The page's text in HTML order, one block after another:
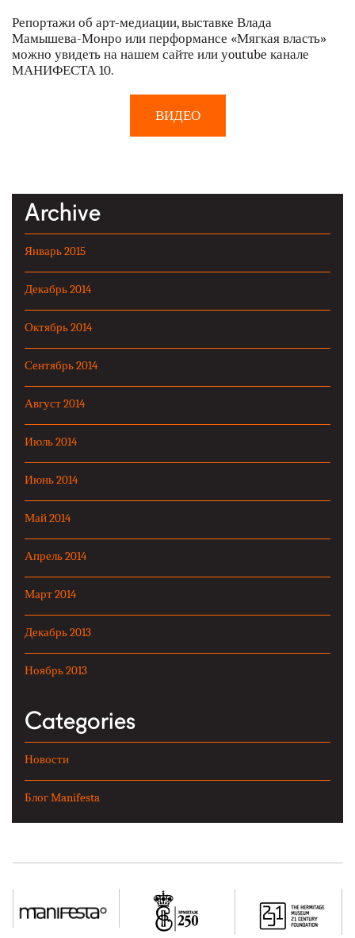
Репортажи об арт-медиации, выставке Влада
Мамышева-Монро или перформансе «Мягкая власть»
можно увидеть на нашем сайте или уoutube канале
МАНИФЕСТА 10.
ВИДЕО
Archive
Январь 2015
Декабрь 2014
Октябрь 2014
Сентябрь 2014
Август 2014
Июль 2014
Июнь 2014
Май 2014
Апрель 2014
Март 2014
Декабрь 2013
Ноябрь 2013
Categories
Новости
Блог Manifesta